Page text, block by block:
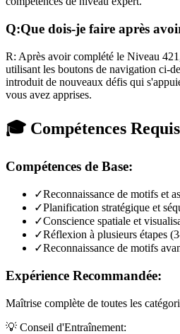
Q:Que dois-je faire après
R: Après avoir complété le Niveau 421
utilisant les boutons de navigation ci-
introduit de nouveaux défis qui
vous avez apprises.
🎓 Compétences
Compétences de Base:
✓Reconnaissance de motifs et
✓Planification stratégique et
✓Conscience spatiale et
✓Réflexion à plusieurs étapes
✓Reconnaissance de motifs
Expérience Recommandée:
Maîtrise complète de toutes les
💡 Conseil d'Entraînement: